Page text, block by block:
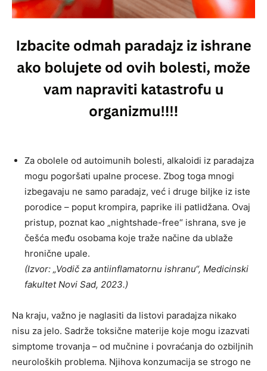
Za obolele od autoimunih bolesti, alkaloidi iz paradajza
mogu pogoršati upalne procese. Zbog toga mnogi
izbegavaju ne samo paradajz, već i druge biljke iz iste
porodice – poput krompira, paprike ili patlidžana. Ovaj
pristup, poznat kao „nightshade-free“ ishrana, sve je
češća među osobama koje traže načine da ublaže
hronične upale.
(Izvor: „Vodič za antiinflamatornu ishranu“, Medicinski
fakultet Novi Sad, 2023.)
Na kraju, važno je naglasiti da listovi paradajza nikako
nisu za jelo. Sadrže toksične materije koje mogu izazvati
simptome trovanja – od mučnine i povraćanja do ozbiljnih
neuroloških problema. Njihova konzumacija se strogo ne